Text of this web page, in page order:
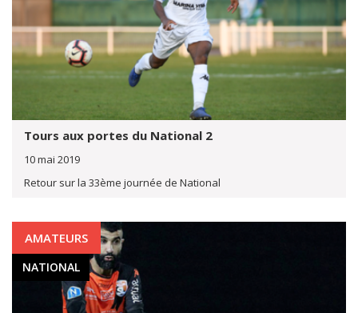
Tours aux portes du National 2
10 mai 2019
Retour sur la 33ème journée de National
AMATEURS
NATIONAL